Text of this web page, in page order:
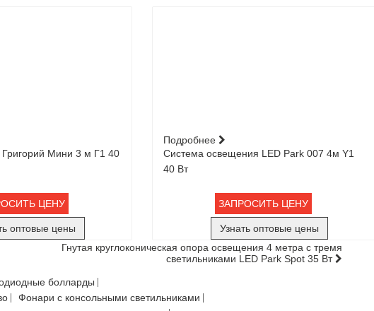
Мини 3 м Г1 40
ЦЕНУ
оптовые цены
Подробнее
Система освещения LED Park 007 4м Y1
40 Вт
ЗАПРОСИТЬ ЦЕНУ
Узнать оптовые цены
Гнутая круглоконическая опора освещения 4 метра с тремя
светильниками LED Park Spot 35 Вт
болларды
Фонари с консольными светильниками